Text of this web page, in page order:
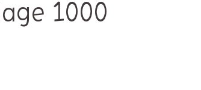
1000